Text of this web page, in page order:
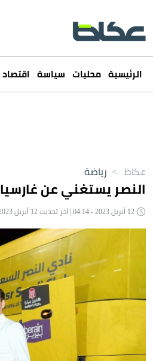
الرئيسية محليات سياسة اقتصاد
عكاظ > رياضة
النصر يستغني عن غارسيا